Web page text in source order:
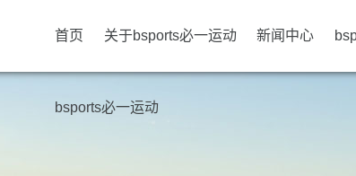
首页 关于bsports必一运动 新闻中心
bsports必一运动